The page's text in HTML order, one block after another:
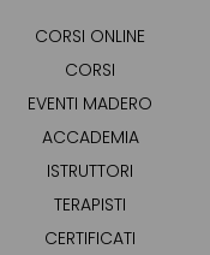
CORSI ONLINE
CORSI
EVENTI MADERO
ACCADEMIA
ISTRUTTORI
TERAPISTI
CERTIFICATI